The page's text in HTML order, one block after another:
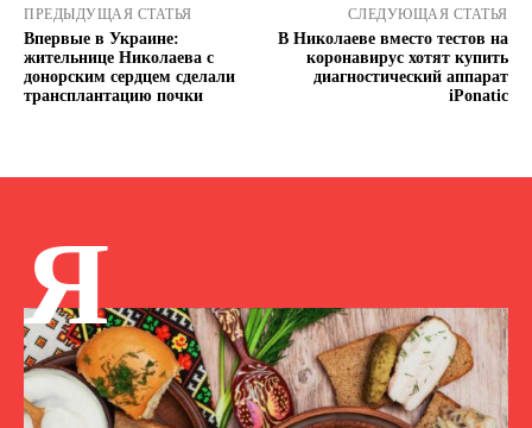
ПРЕДЫДУЩАЯ СТАТЬЯ
Впервые в Украине:
жительнице Николаева с
донорским сердцем сделали
трансплантацию почки
СЛЕДУЮЩАЯ СТАТЬЯ
В Николаеве вместо тестов на
коронавирус хотят купить
диагностический аппарат
iPonatic
Я